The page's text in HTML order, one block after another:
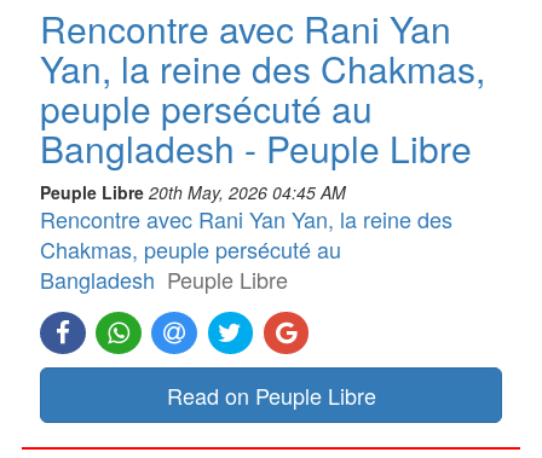
Rencontre avec Rani Yan
Yan, la reine des Chakmas,
peuple persécuté au
Bangladesh - Peuple Libre
Peuple Libre 20th May, 2026 04:45 AM
Rencontre avec Rani Yan Yan, la reine des
Chakmas, peuple persécuté au
Bangladesh Peuple Libre
Read on Peuple Libre